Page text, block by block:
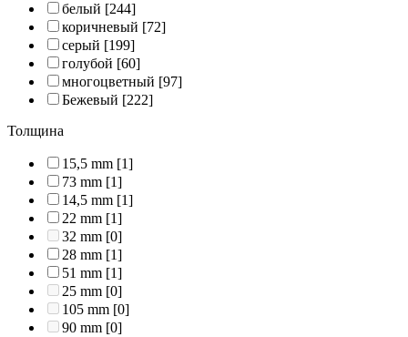
белый [244]
коричневый [72]
серый [199]
голубой [60]
многоцветный [97]
Бежевый [222]
Толщина
15,5 mm [1]
73 mm [1]
14,5 mm [1]
22 mm [1]
32 mm [0]
28 mm [1]
51 mm [1]
25 mm [0]
105 mm [0]
90 mm [0]